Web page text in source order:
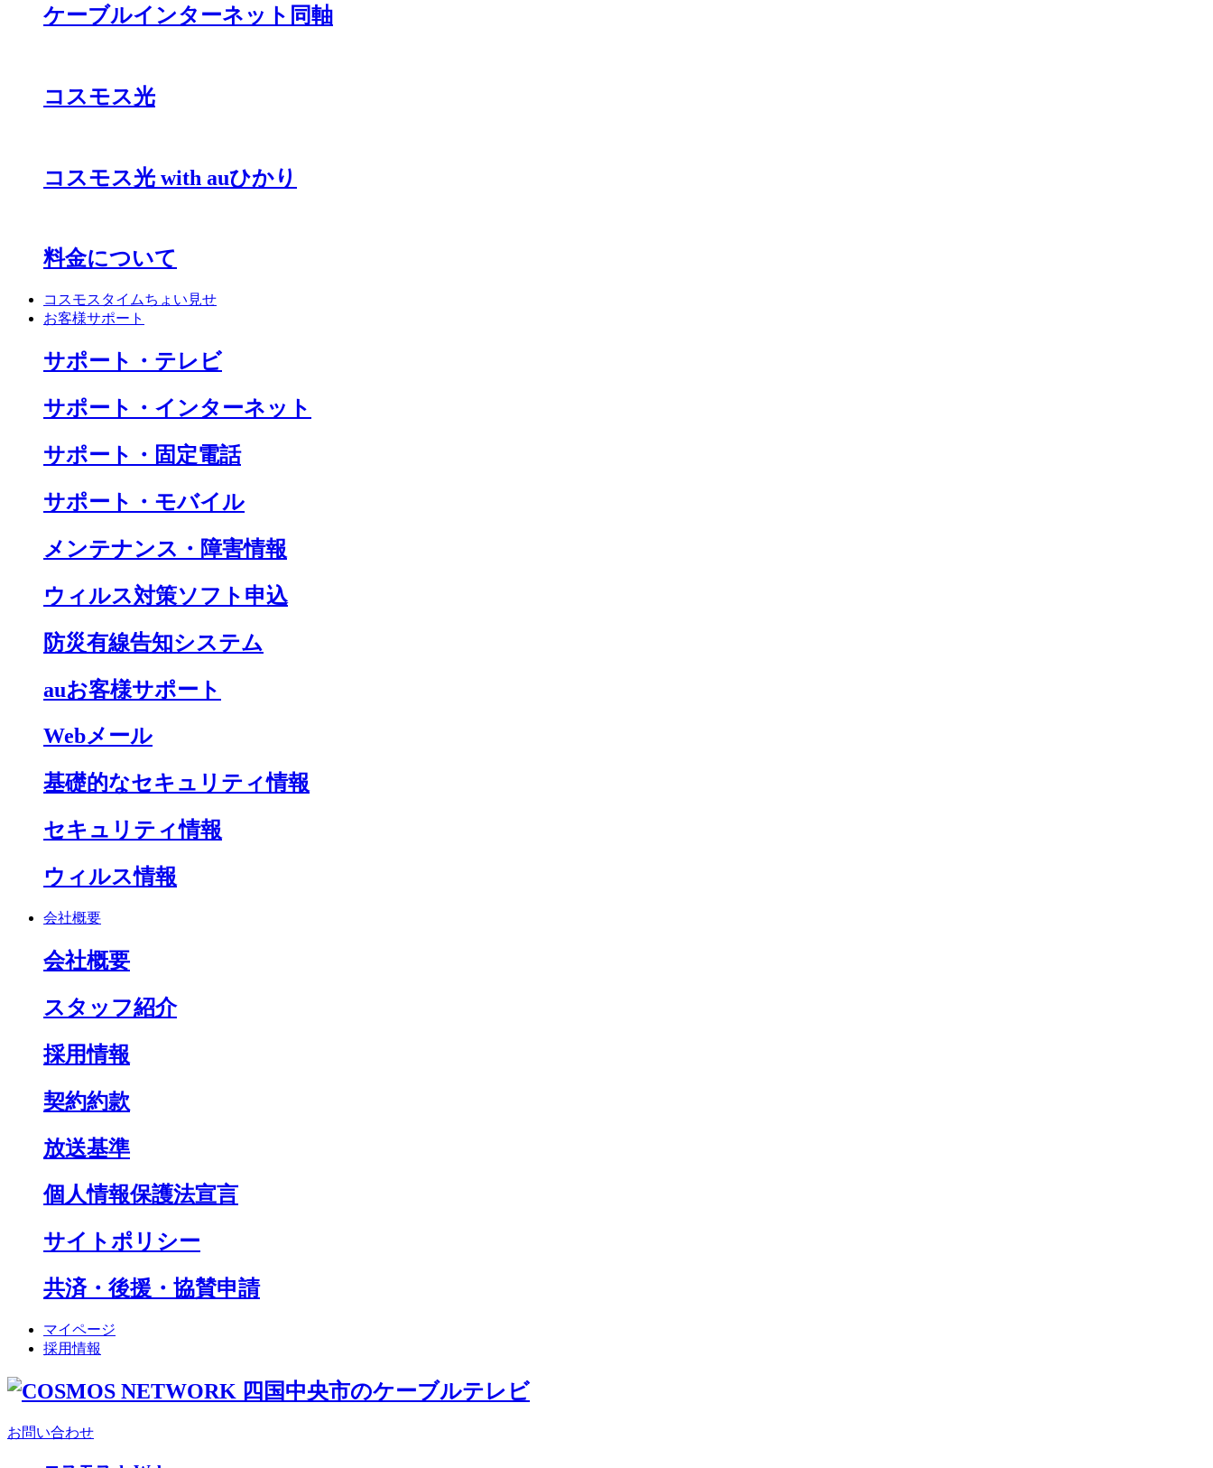
ケーブルインターネット同軸
コスモス光
コスモス光 with auひかり
料金について
コスモスタイムちょい見せ
お客様サポート
サポート・テレビ
サポート・インターネット
サポート・固定電話
サポート・モバイル
メンテナンス・障害情報
ウィルス対策ソフト申込
防災有線告知システム
auお客様サポート
Webメール
基礎的なセキュリティ情報
セキュリティ情報
ウィルス情報
会社概要
会社概要
スタッフ紹介
採用情報
契約約款
放送基準
個人情報保護法宣言
サイトポリシー
共済・後援・協賛申請
マイページ
採用情報
お問い合わせ